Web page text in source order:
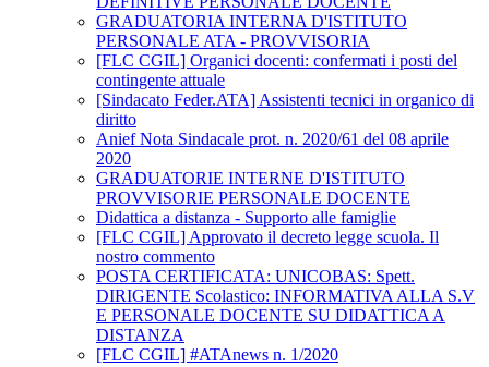
GRADUATORIA INTERNA D'ISTITUTO
PERSONALE ATA - PROVVISORIA
[FLC CGIL] Organici docenti: confermati i posti del
contingente attuale
[Sindacato Feder.ATA] Assistenti tecnici in organico di
diritto
Anief Nota Sindacale prot. n. 2020/61 del 08 aprile
2020
GRADUATORIE INTERNE D'ISTITUTO
PROVVISORIE PERSONALE DOCENTE
Didattica a distanza - Supporto alle famiglie
[FLC CGIL] Approvato il decreto legge scuola. Il
nostro commento
POSTA CERTIFICATA: UNICOBAS: Spett.
DIRIGENTE Scolastico: INFORMATIVA ALLA S.V
E PERSONALE DOCENTE SU DIDATTICA A
DISTANZA
[FLC CGIL] #ATAnews n. 1/2020